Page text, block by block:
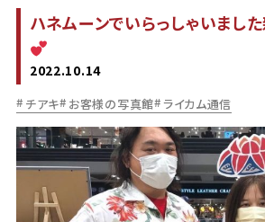
ハネムーンでいらっしゃいまし
2022.10.14
チアキ お客様の写真館 ライカム通信